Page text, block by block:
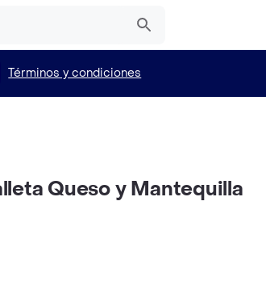
Términos y condiciones
Queso y Mantequilla